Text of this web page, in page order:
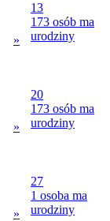
»
13
173 osób ma
urodziny
»
20
173 osób ma
urodziny
»
27
1 osoba ma
urodziny